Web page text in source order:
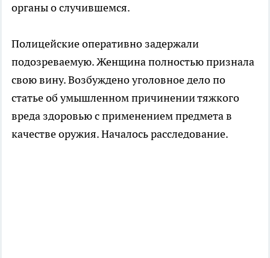
органы о случившемся.
Полицейские оперативно задержали
подозреваемую. Женщина полностью признала
свою вину. Возбуждено уголовное дело по
статье об умышленном причинении тяжкого
вреда здоровью с применением предмета в
качестве оружия. Началось расследование.